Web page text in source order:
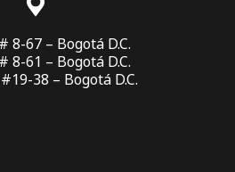
8-67 – Bogotá D.C.
8-61 – Bogotá D.C.
38 – Bogotá D.C.